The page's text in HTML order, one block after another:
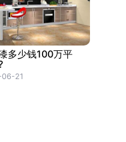
多少钱100万平
21